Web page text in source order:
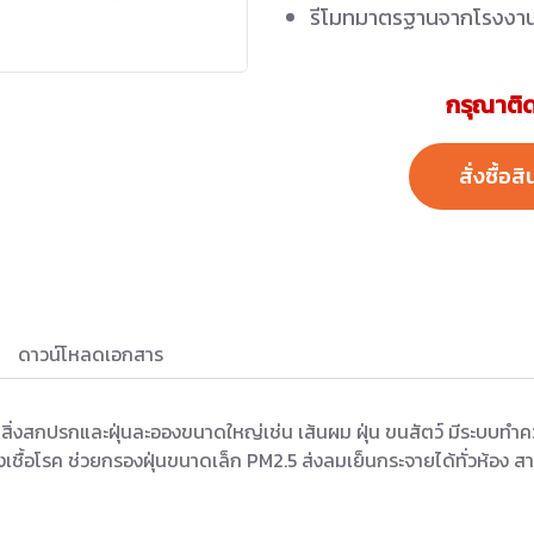
รีโมทมาตรฐานจากโรงงา
กรุณาติ
สั่งซื้อสิ
ดาวน์โหลดเอกสาร
งสกปรกและฝุ่นละอองขนาดใหญ่เช่น เส้นผม ฝุ่น ขนสัตว์ มีระบบท
อโรค ช่วยกรองฝุ่นขนาดเล็ก PM2.5 ส่งลมเย็นกระจายได้ทั่วห้อง ส